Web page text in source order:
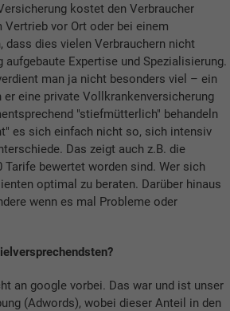
kostet den Verbraucher
vor Ort oder bei einem
dies vielen Verbrauchern nicht
Expertise und Spezialisierung.
man ja nicht besonders viel – ein
eine private Vollkrankenversicherung
"stiefmütterlich" behandeln
es sich einfach nicht so, sich intensiv
Das zeigt auch z.B. die
bewertet worden sind. Wer sich
optimal zu beraten. Darüber hinaus
wenn es mal Probleme oder
an google vorbei. Das war und ist unser
(Adwords), wobei dieser Anteil in den